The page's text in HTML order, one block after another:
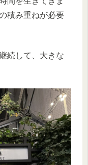
積み重ねが必要
続して、大きな